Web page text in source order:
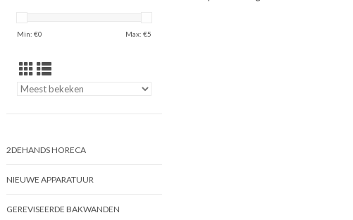
Min: €0 Max: €5
2DEHANDS HORECA
NIEUWE APPARATUUR
GEREVISEERDE BAKWANDEN